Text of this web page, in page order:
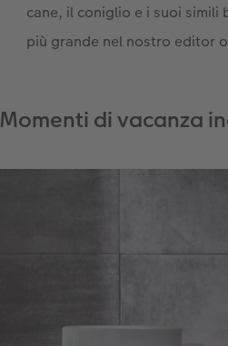
cane, il coniglio e i suoi
più grande nel nostro editor
Momenti di vacanza